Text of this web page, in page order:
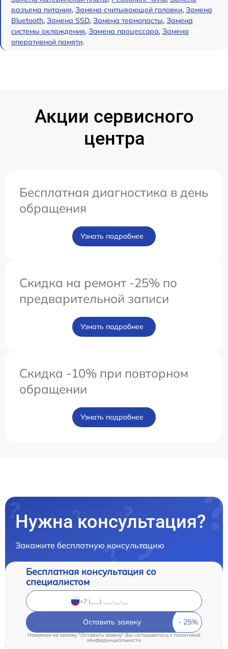
разъема питания, Замена считывающей головки, Замена
Bluetooth, Замена SSD, Замена термопасты, Замена
системы охлаждения, Замена процессора, Замена
оперативной памяти.
Акции сервисного
центра
Бесплатная диагностика в день
обращения
Узнать подробнее
Скидка на ремонт -25% по
предварительной записи
Узнать подробнее
Скидка -10% при повторном
обращении
Узнать подробнее
Нужна консультация?
Закажите бесплатную консультацию
Бесплатная консультация со
специалистом
Оставить заявку
Нажимая на кнопку "Оставить заявку" Вы соглашаетесь cполитикой
конфиденциальности